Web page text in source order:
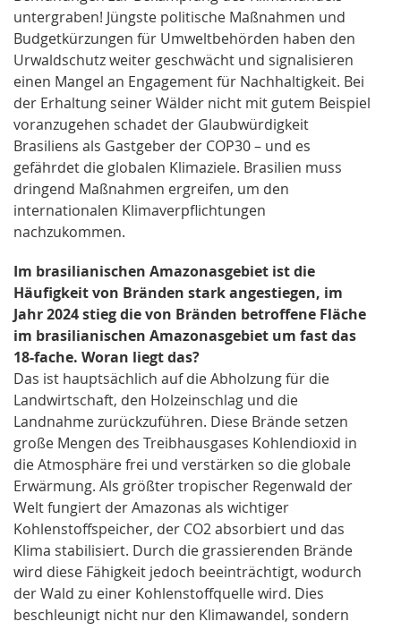
untergraben! Jüngste politische Maßnahmen und
Budgetkürzungen für Umweltbehörden haben den
Urwaldschutz weiter geschwächt und signalisieren
einen Mangel an Engagement für Nachhaltigkeit. Bei
der Erhaltung seiner Wälder nicht mit gutem Beispiel
voranzugehen schadet der Glaubwürdigkeit
Brasiliens als Gastgeber der COP30 – und es
gefährdet die globalen Klimaziele. Brasilien muss
dringend Maßnahmen ergreifen, um den
internationalen Klimaverpflichtungen
nachzukommen.
Im brasilianischen Amazonasgebiet ist die
Häufigkeit von Bränden stark angestiegen, im
Jahr 2024 stieg die von Bränden betroffene Fläche
im brasilianischen Amazonasgebiet um fast das
18-fache. Woran liegt das?
Das ist hauptsächlich auf die Abholzung für die
Landwirtschaft, den Holzeinschlag und die
Landnahme zurückzuführen. Diese Brände setzen
große Mengen des Treibhausgases Kohlendioxid in
die Atmosphäre frei und verstärken so die globale
Erwärmung. Als größter tropischer Regenwald der
Welt fungiert der Amazonas als wichtiger
Kohlenstoffspeicher, der CO2 absorbiert und das
Klima stabilisiert. Durch die grassierenden Brände
wird diese Fähigkeit jedoch beeinträchtigt, wodurch
der Wald zu einer Kohlenstoffquelle wird. Dies
beschleunigt nicht nur den Klimawandel, sondern